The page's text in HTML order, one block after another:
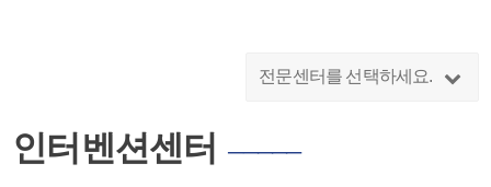
전문센터를 선택하세요.
인터벤션센터 ─────